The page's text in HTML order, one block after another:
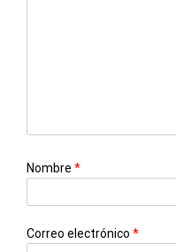
Nombre *
Correo electrónico *